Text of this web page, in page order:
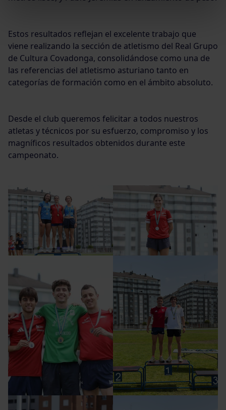
Estos resultados reflejan el excelente trabajo que
viene realizando la sección de atletismo del Real Grupo
de Cultura Covadonga, consolidándose como una de
las referencias del atletismo asturiano tanto en
categorías de formación como en el ámbito absoluto.
Desde el club queremos felicitar a todos nuestros
atletas y técnicos por su esfuerzo, compromiso y los
magníficos resultados obtenidos durante este
campeonato.